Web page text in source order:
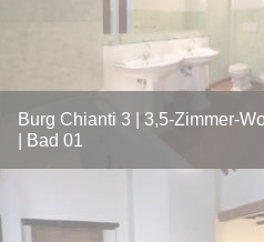
Burg Chianti 3 | 3,5-Zimmer-
| Bad 01